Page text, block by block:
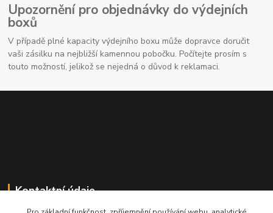
Upozornění pro objednávky do výdejních
boxů
V případě plné kapacity výdejního boxu může dopravce doručit
vaši zásilku na nejbližší kamennou pobočku. Počítejte prosím s
touto možností, jelikož se nejedná o důvod k reklamaci.
Kontaktní údaje